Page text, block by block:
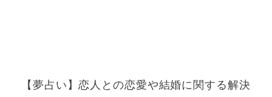
【夢占い】恋人との恋愛や結婚に関する解決